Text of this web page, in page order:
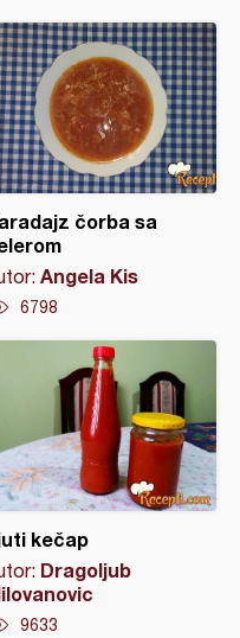
čorba sa
Angela Kis
6798
kečap
Dragoljub
9633